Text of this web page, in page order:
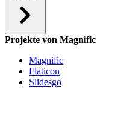
Projekte von Magnific
Magnific
Flaticon
Slidesgo